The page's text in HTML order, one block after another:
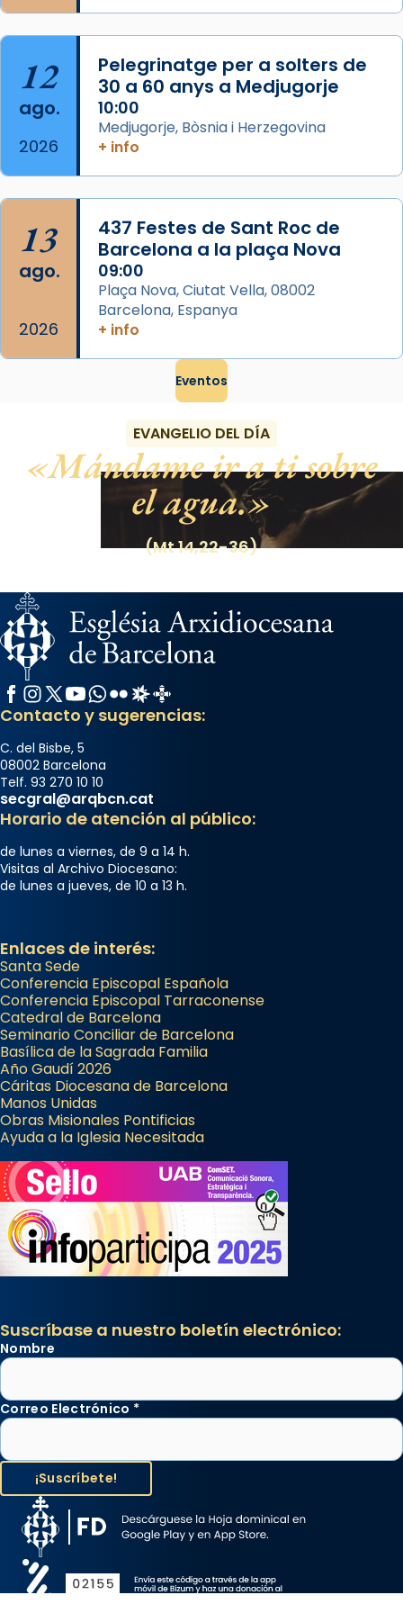
que les santes són filles de l’antiga Iluro.
Mataró en reivindicarà les relíq
Foto
View on Facebook ·
12
ago.
2026
Pelegrinatge per a solters de
30 a 60 anys a Medjugorje
10:00
Medjugorje, Bòsnia i Herzegovina
+ info
13
ago.
2026
437 Festes de Sant Roc de
Barcelona a la plaça Nova
09:00
Plaça Nova, Ciutat Vella, 08002
Barcelona, Espanya
+ info
Eventos
EVANGELIO DEL DÍA
Mándame ir a ti sobre
el agua.
(Mt 14,22-36)
Facebook
Instagram
X / Twitter
YouTube
WhatsApp
FlickrRadio Estel
Catalunya Cristiana
Contacto y sugerencias:
C. del Bisbe, 5
08002 Barcelona
Telf. 93 270 10 10
secgral@arqbcn.cat
Horario de atención al público:
de lunes a viernes, de 9 a 14 h.
Visitas al Archivo Diocesano:
de lunes a jueves, de 10 a 13 h.
Enlaces de interés:
Santa Sede
Conferencia Episcopal Española
Conferencia Episcopal Tarraconense
Catedral de Barcelona
Seminario Conciliar de Barcelona
Basílica de la Sagrada Familia
Año Gaudí 2026
Cáritas Diocesana de Barcelona
Manos Unidas
Obras Misionales Pontificias
Ayuda a la Iglesia Necesitada
Suscríbase a nuestro boletín electrónico:
Nombre
Correo Electrónico *